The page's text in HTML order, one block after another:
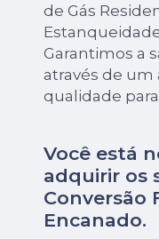
de Gás
Garantimos a
através de
qualidade
Você está
adquirir os
Conversão
Encanado.